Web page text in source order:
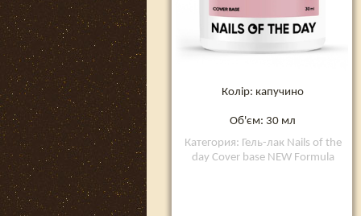
Колір: капучино
Об'єм: 30 мл
Категория: Гель-лак Nails of the
day Cover base NEW Formula